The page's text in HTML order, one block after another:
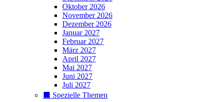
Oktober 2026
November 2026
Dezember 2026
Januar 2027
Februar 2027
März 2027
April 2027
Mai 2027
Juni 2027
Juli 2027
⬛️ Spezielle Themen